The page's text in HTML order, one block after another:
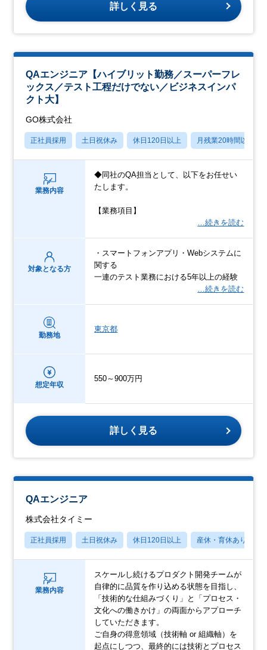
詳しく見る
QAエンジニア【ハイブリット勤務／スーパーフレ
ックス／テスト工程だけでない／ビジネスインパ
クト大】
GO株式会社
正社員採用 土日祝休み 休日120日以上 月残業20時間以内
業務内容
◆同社のQA担当として、以下をお任せい
たします。
【業務項目】
…続きを読む
対象となる方
・スマートフォンアプリ・Webシステムに
関する
一連のテスト業務における5年以上の経験
…続きを読む
勤務地
東京都
想定年収
550～900万円
詳しく見る
QAエンジニア
株式会社タイミー
正社員採用 土日祝休み 休日120日以上 産休・育休あり
業務内容
スケールし続けるプロダクト開発チームが
自律的に品質を作り込める状態を目指し、
「技術的な仕組みづくり」と「プロセス・
文化への働きかけ」の両面からアプローチ
していただきます。
ご自身の得意領域（技術軸 or 組織軸）を
起点にしつつ、最終的には技術とプロセス